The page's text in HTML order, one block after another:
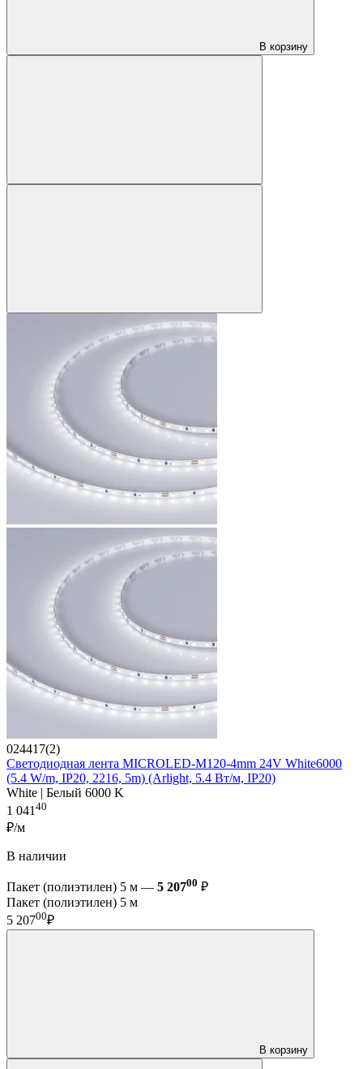
В корзину
024417(2)
Светодиодная лента MICROLED-M120-4mm 24V White6000
(5.4 W/m, IP20, 2216, 5m) (Arlight, 5.4 Вт/м, IP20)
White | Белый 6000 K
1 041 40
₽/м
В наличии
Пакет (полиэтилен) 5 м — 5 20700 ₽
Пакет (полиэтилен) 5 м
5 20700₽
В корзину